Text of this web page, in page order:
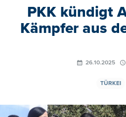
PKK kündigt
Kämpfer aus
26.10.2025
TÜRKEI